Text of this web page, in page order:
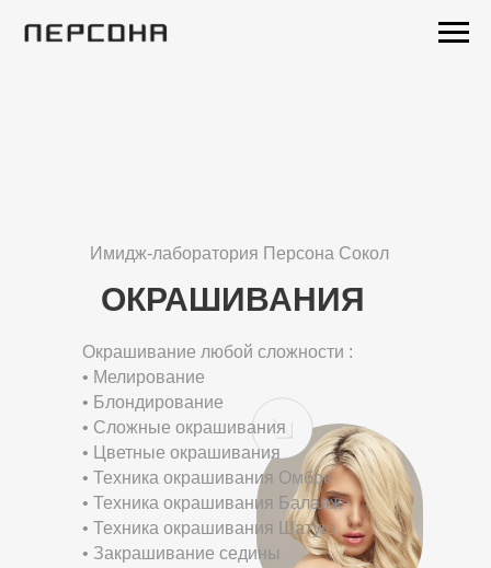
Имидж-лаборатория Персона Сокол
Окрашивание любой сложности :
• Мелирование
• Блондирование
• Сложные окрашивания
• Цветные окрашивания
• Техника окрашивания Омбре
• Техника окрашивания Балаяж
• Техника окрашивания Шатуш
• Закрашивание седины
ОКРАШИВАНИЯ